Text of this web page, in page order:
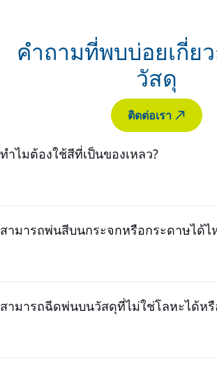
คำถามที่พบบ่อยเกี่ย
วัสดุ
ติดต่อเรา
ทำไมต้องใช้สีที่เป็นของเหลว?
สามารถพ่นสีบนกระจกหรือกระดาษได้ไ
สามารถฉีดพ่นบนวัสดุที่ไม่ใช่โลหะได้หรื